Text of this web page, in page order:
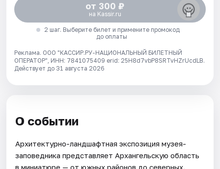
от 300 ₽
на Kassir.ru
2 шаг. Выберите билет и примените промокод
до оплаты
Реклама. ООО "КАССИР.РУ-НАЦИОНАЛЬНЫЙ БИЛЕТНЫЙ
ОПЕРАТОР", ИНН: 7841075409 erid: 25H8d7vbP8SRTvHZrUcdLB.
Действует до 31 августа 2026
О событии
Архитектурно-ландшафтная экспозиция музея-
заповедника представляет Архангельскую область
в миниатюре — от южных районов до северных.